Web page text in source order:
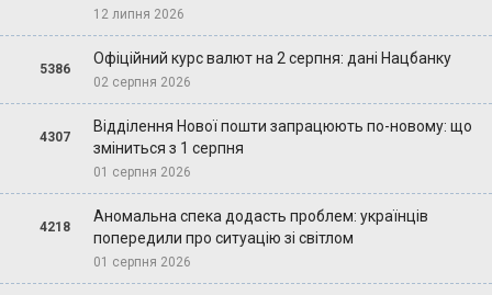
12 липня 2026
5386
Офіційний курс валют на 2 серпня: дані Нацбанку
02 серпня 2026
4307
Відділення Нової пошти запрацюють по-новому: що
зміниться з 1 серпня
01 серпня 2026
4218
Аномальна спека додасть проблем: українців
попередили про ситуацію зі світлом
01 серпня 2026